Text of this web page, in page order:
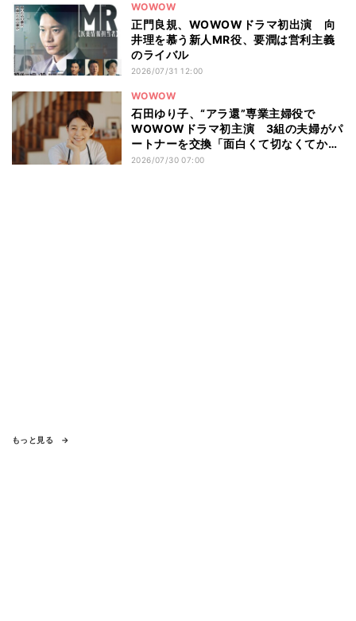
WOWOW
正門良規、WOWOWドラマ初出演 向
井理を慕う新人MR役、要潤は営利主義
のライバル
2026/07/31 12:00
WOWOW
石田ゆり子、“アラ還”専業主婦役で
WOWOWドラマ初主演 3組の夫婦がパ
ートナーを交換「面白くて切なくてかわ
いいお話」
2026/07/30 07:00
もっと見る